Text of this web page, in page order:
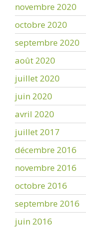
novembre 2020
octobre 2020
septembre 2020
août 2020
juillet 2020
juin 2020
avril 2020
juillet 2017
décembre 2016
novembre 2016
octobre 2016
septembre 2016
juin 2016